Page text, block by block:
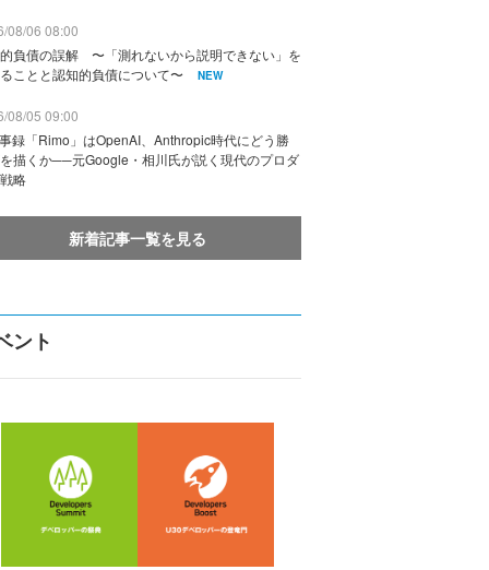
08/06 08:00
負債の誤解 〜「測れないから説明できない」を
ことと認知的負債について〜
NEW
08/05 09:00
録「Rimo」はOpenAI、Anthropic時代にどう勝
描くか──元Google・相川氏が説く現代のプロダ
略
新着記事一覧を見る
ント